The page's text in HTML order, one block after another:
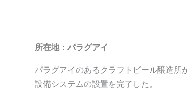
所在地：パラグアイ
パラグアイのあるクラフトビール醸造所
設備システムの設置を完了した。